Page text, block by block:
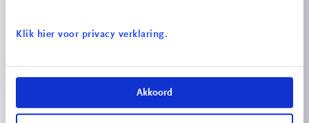
Klik hier voor privacy verklaring.
Akkoord
speaker bouwen